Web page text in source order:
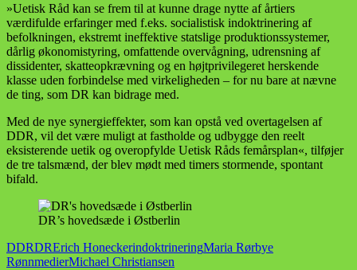
»Uetisk Råd kan se frem til at kunne drage nytte af årtiers
værdifulde erfaringer med f.eks. socialistisk indoktrinering af
befolkningen, ekstremt ineffektive statslige produktionssystemer,
dårlig økonomistyring, omfattende overvågning, udrensning af
dissidenter, skatteopkrævning og en højtprivilegeret herskende
klasse uden forbindelse med virkeligheden – for nu bare at nævne
de ting, som DR kan bidrage med.
Med de nye synergieffekter, som kan opstå ved overtagelsen af
DDR, vil det være muligt at fastholde og udbygge den reelt
eksisterende uetik og overopfylde Uetisk Råds femårsplan«, tilføjer
de tre talsmænd, der blev mødt med timers stormende, spontant
bifald.
DR’s hovedsæde i Østberlin
DDRDRErich HoneckerindoktrineringMaria Rørbye
RønnmedierMichael Christiansen